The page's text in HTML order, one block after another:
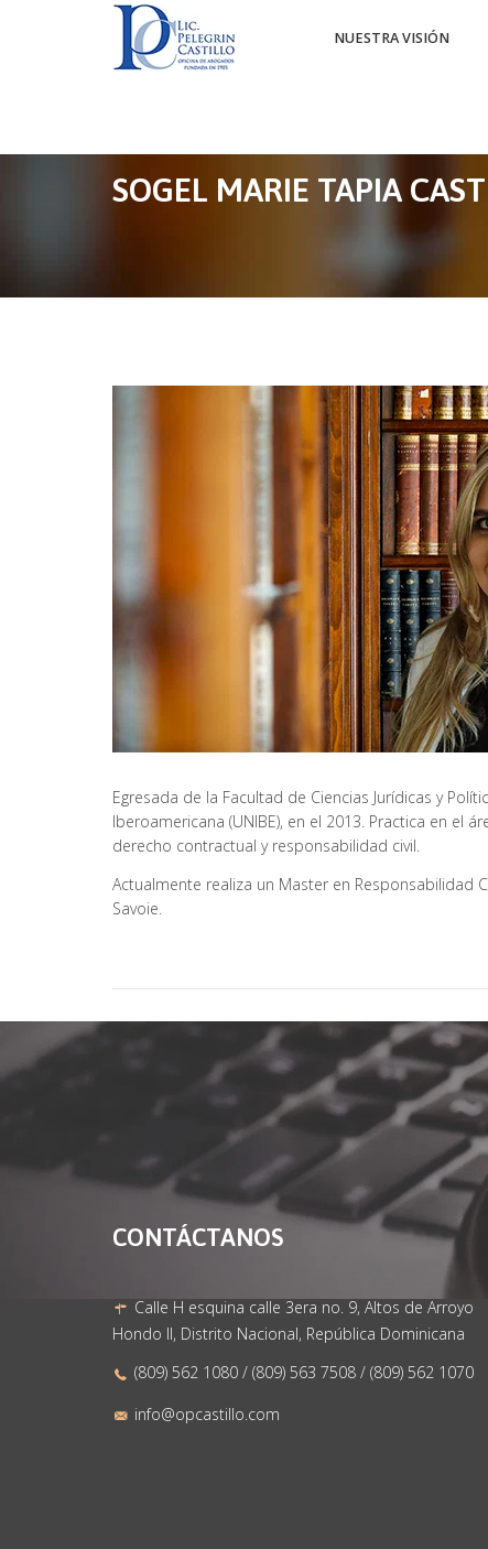
NUESTRA VISIÓN
SOGEL MARIE TAPIA
Egresada de la Facultad de Ciencias Jurídicas y
Iberoamericana (UNIBE), en el 2013. Practica en el
derecho contractual y responsabilidad civil.
Actualmente realiza un Master en Responsabilidad
Savoie.
CONTÁCTANOS
Calle H esquina calle 3era no. 9, Altos de Arroyo
Hondo II, Distrito Nacional, República Dominicana
(809) 562 1080 / (809) 563 7508 / (809) 562 1070
info@opcastillo.com